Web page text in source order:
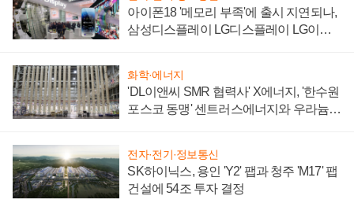
아이폰18 '메모리 부족'에 출시 지연되나,
삼성디스플레이 LG디스플레이 LG이노
화학·에너지
'DL이앤씨 SMR 협력사' X에너지, '한수원
포스코 동맹' 센트러스에너지와 우라늄
전자·전기·정보통신
SK하이닉스, 용인 'Y2' 팹과 청주 'M17' 팹
건설에 54조 투자 결정